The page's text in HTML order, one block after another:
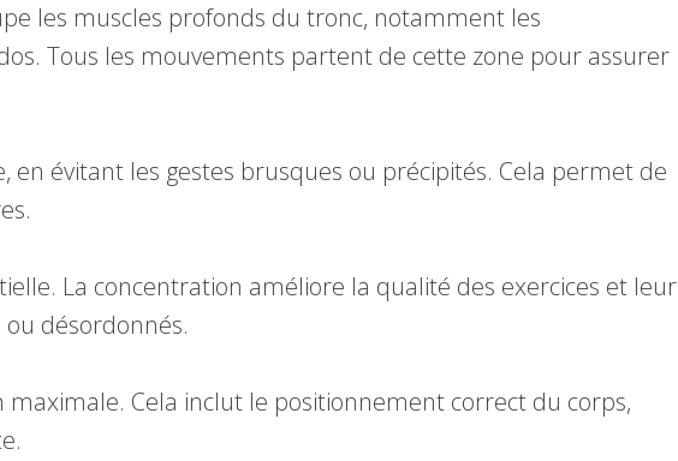
les muscles profonds du tronc, notamment les
Tous les mouvements partent de cette zone pour assurer
évitant les gestes brusques ou précipités. Cela permet de
La concentration améliore la qualité des exercices et leur
désordonnés.
Cela inclut le positionnement correct du corps,